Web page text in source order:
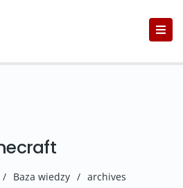
/ Baza wiedzy / archives